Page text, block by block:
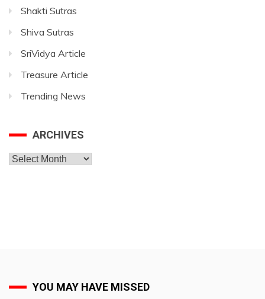
Shakti Sutras
Shiva Sutras
SriVidya Article
Treasure Article
Trending News
ARCHIVES
Archives
YOU MAY HAVE MISSED